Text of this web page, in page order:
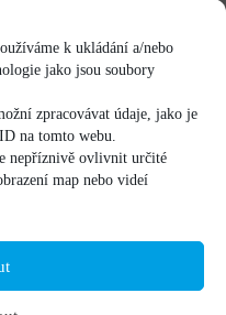
k ukládání a/nebo
jako jsou soubory
zpracovávat údaje, jako je
na tomto webu.
nepříznivě ovlivnit určité
map nebo videí